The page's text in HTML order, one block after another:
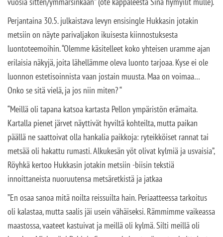
Perjantaina 30.5. julkaistava levyn ensisingle Hukkasin jotakin
metsiin on näyte parivaljakon ikuisesta kiinnostuksesta
luontoteemoihin. “Olemme käsitelleet koko yhteisen uramme ajan
erilaisia näkyjä, joita lähellämme oleva luonto tarjoaa. Kyse ei ole
luonnon estetisoinnista vaan jostain muusta. Maa on voimaa…
Onko se sitä vielä, ja jos niin miten? “
“Meillä oli tapana katsoa kartasta Pellon ympäristön erämaita.
Kartalla pienet järvet näyttivät hyviltä kohteilta, mutta paikan
päällä ne saattoivat olla hankalia paikkoja: ryteikköiset rannat tai
metsää oli hakattu rumasti. Alkukesän yöt olivat kylmiä ja usvaisia”,
Röyhkä kertoo Hukkasin jotakin metsiin -biisin tekstiä
innoittaneista nuoruutensa metsäretkistä ja jatkaa
”En osaa sanoa mitä noilta reissuilta hain. Periaatteessa tarkoitus
oli kalastaa, mutta saalis jäi usein vähäiseksi. Rämmimme vaikeassa
maastossa, vaateet kastuivat ja meillä oli kylmä. Silti meillä oli